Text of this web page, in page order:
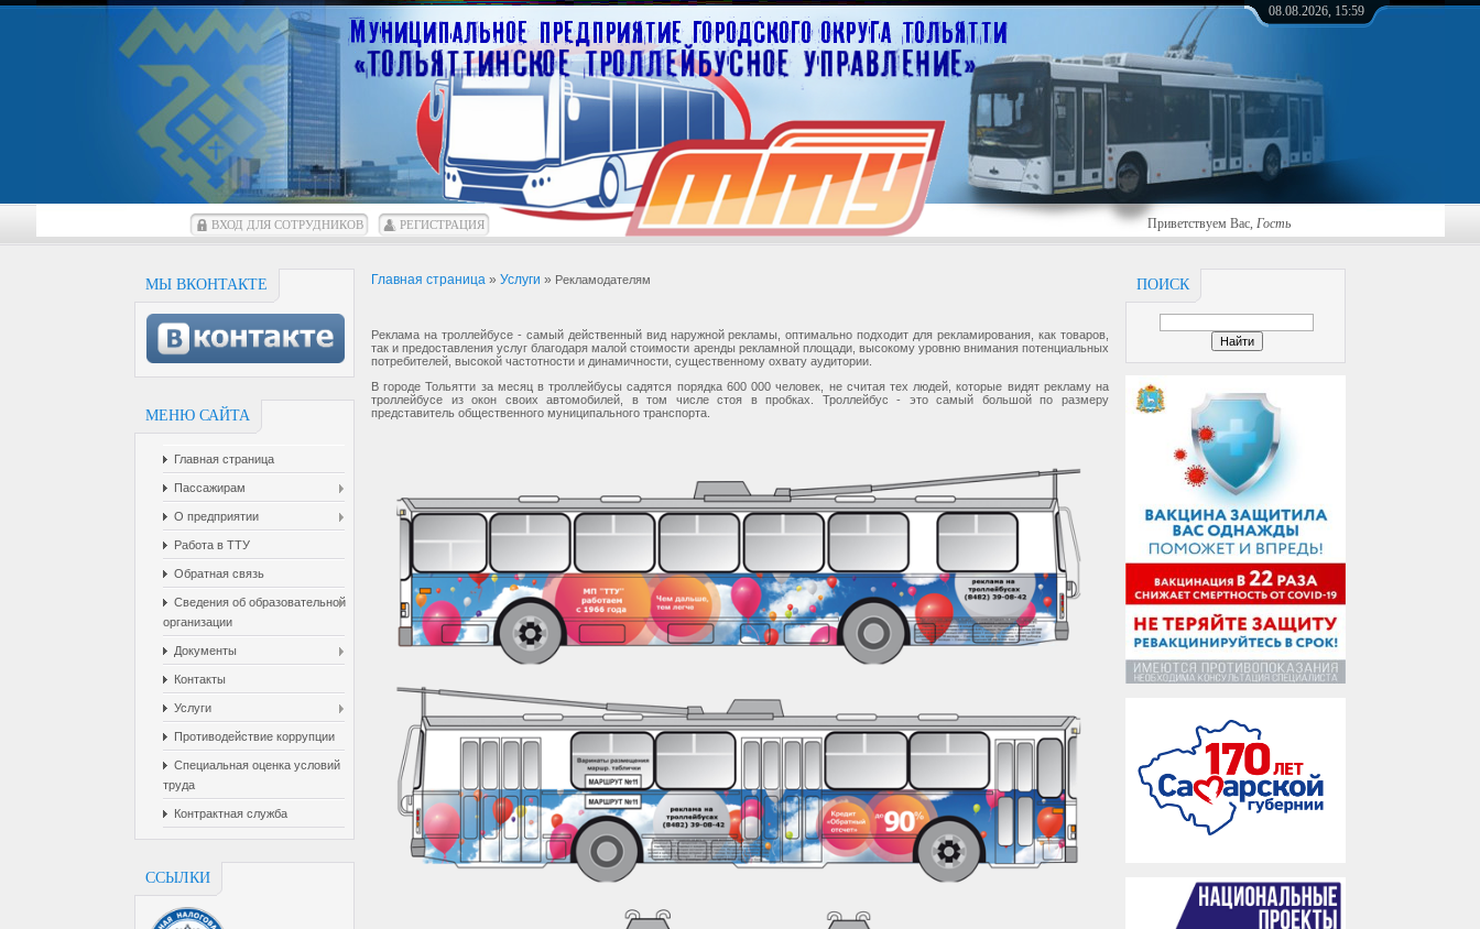
08.08.2026, 15:59
ВХОД ДЛЯ СОТРУДНИКОВ РЕГИСТРАЦИЯ Приветствуем Вас, Гость
МЫ ВКОНТАКТЕ
МЕНЮ САЙТА
Главная страница
Пассажирам
О предприятии
Работа в ТТУ
Обратная связь
Cведения об образовательной
организации
Документы
Контакты
Услуги
Противодействие коррупции
Специальная оценка условий
труда
Контрактная служба
ССЫЛКИ
ПОИСК
Главная страница » Услуги » Рекламодателям
Реклама на троллейбусе - самый действенный вид наружной рекламы, оптимально подходит для рекламирования, как товаров,
так и предоставления услуг благодаря малой стоимости аренды рекламной площади, высокому уровню внимания потенциальных
потребителей, высокой частотности и динамичности, существенному охвату аудитории.
В городе Тольятти за месяц в троллейбусы садятся порядка 600 000 человек, не считая тех людей, которые видят рекламу на
троллейбусе из окон своих автомобилей, в том числе стоя в пробках. Троллейбус - это самый большой по размеру
представитель общественного муниципального транспорта.